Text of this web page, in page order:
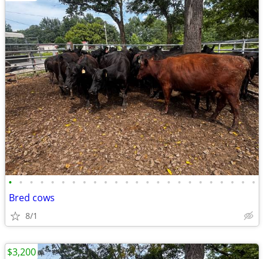
• • • • • • • • • • • • • • • • • • • • • • • •
Bred cows
8/1
$3,200